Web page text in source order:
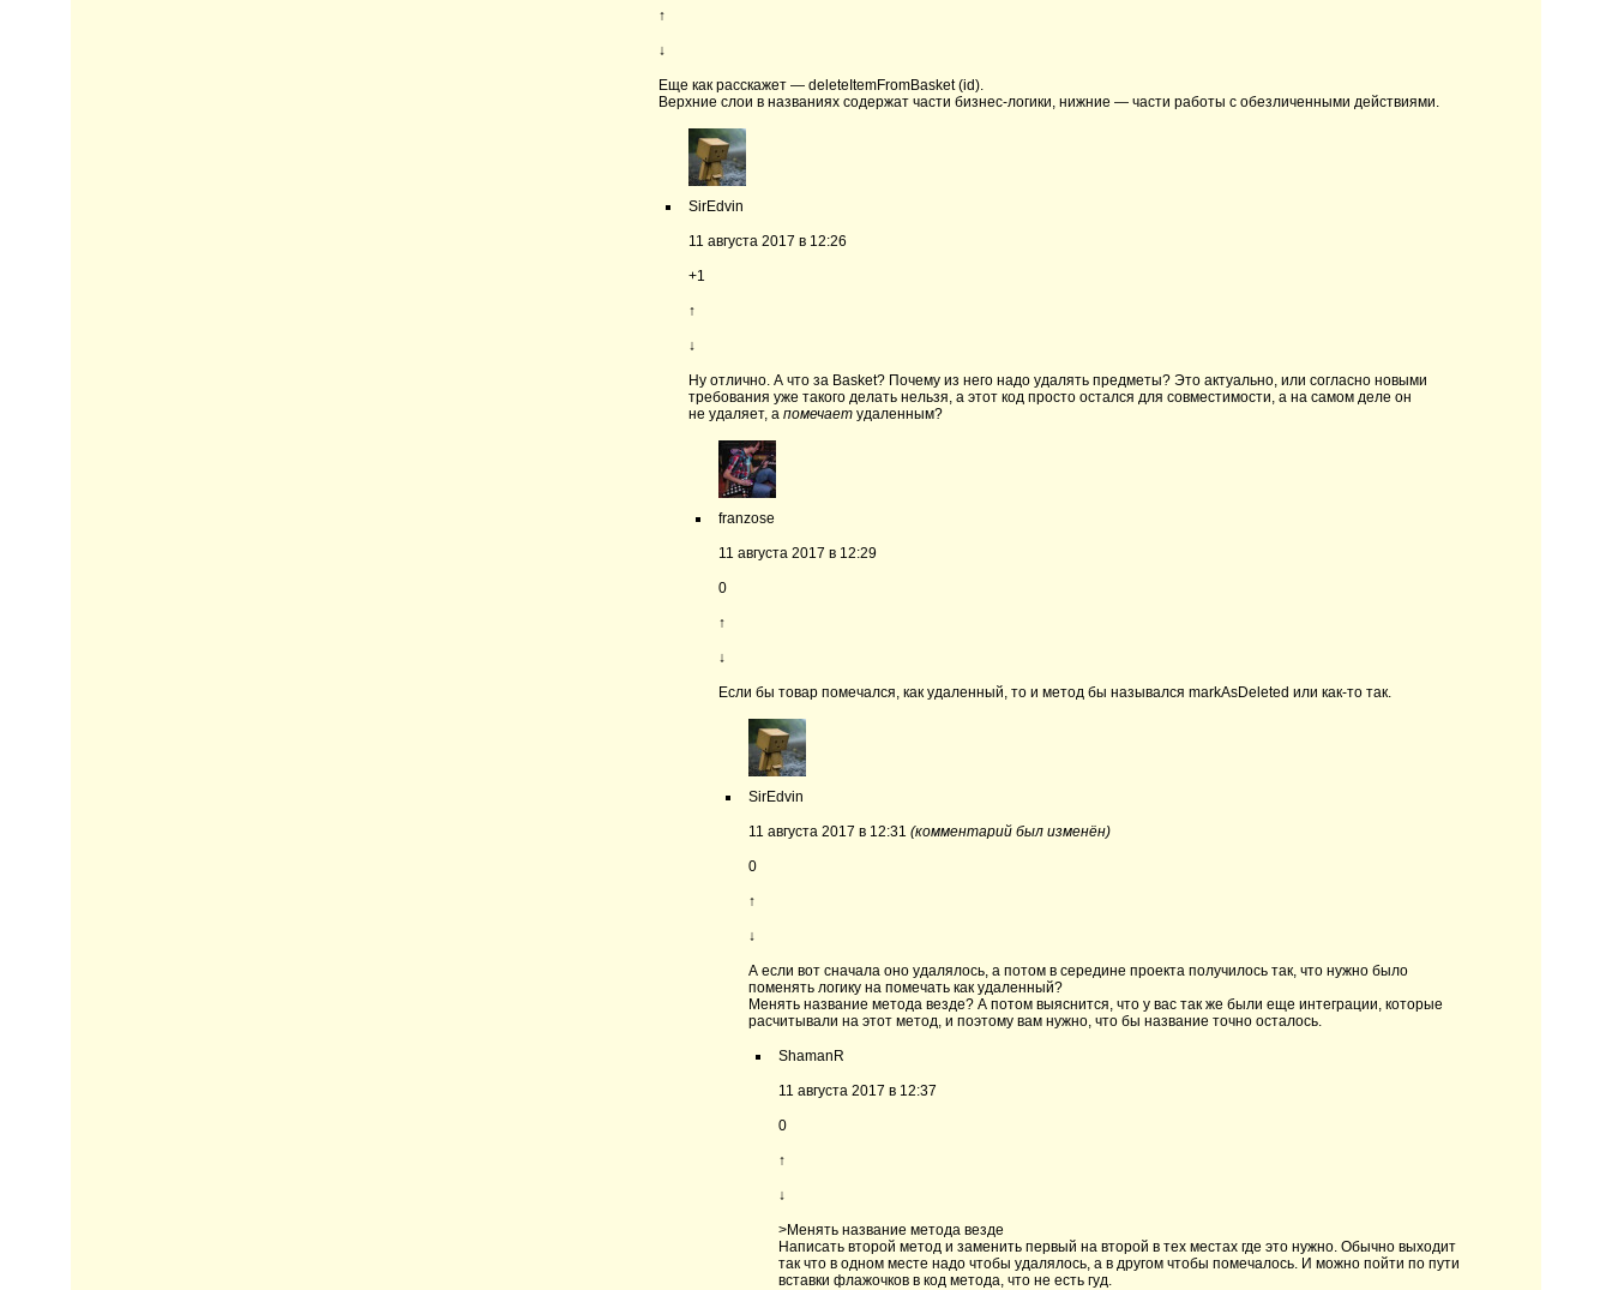
↑
↓
Еще как расскажет — deleteItemFromBasket (id).
Верхние слои в названиях содержат части бизнес-логики, нижние — части работы с обезличенными действиями.
SirEdvin
11 августа 2017 в 12:26
+1
↑
↓
Ну отлично. А что за Basket? Почему из него надо удалять предметы? Это актуально, или согласно новыми
требования уже такого делать нельзя, а этот код просто остался для совместимости, а на самом деле он
не удаляет, а помечает удаленным?
franzose
11 августа 2017 в 12:29
0
↑
↓
Если бы товар помечался, как удаленный, то и метод бы назывался markAsDeleted или как-то так.
SirEdvin
11 августа 2017 в 12:31 (комментарий был изменён)
0
↑
↓
А если вот сначала оно удалялось, а потом в середине проекта получилось так, что нужно было
поменять логику на помечать как удаленный?
Менять название метода везде? А потом выяснится, что у вас так же были еще интеграции, которые
расчитывали на этот метод, и поэтому вам нужно, что бы название точно осталось.
ShamanR
11 августа 2017 в 12:37
0
↑
↓
>Менять название метода везде
Написать второй метод и заменить первый на второй в тех местах где это нужно. Обычно выходит
так что в одном месте надо чтобы удалялось, а в другом чтобы помечалось. И можно пойти по пути
вставки флажочков в код метода, что не есть гуд.